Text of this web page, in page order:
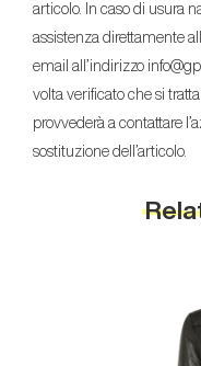
articolo. In caso di usura
assistenza direttamente
email all’indirizzo
volta verificato che si
provvederà a contattare
sostituzione dell’articolo.